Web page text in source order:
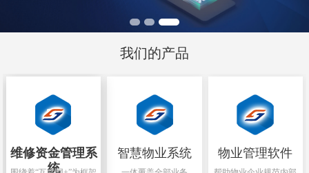
我们的产品
维修资金管理系
统
智慧物业系统 物业管理软件